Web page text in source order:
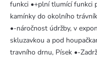
funkci •+plní tlumící funkci
kamínky do okolního
•-náročnost údržby, v
skluzavkou a pod
travního drnu, Písek •-